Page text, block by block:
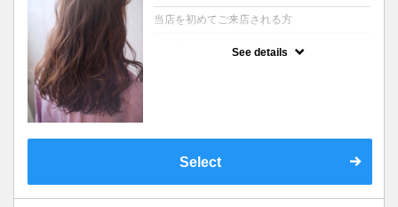
当店を初めてご来店される方
See details
Select